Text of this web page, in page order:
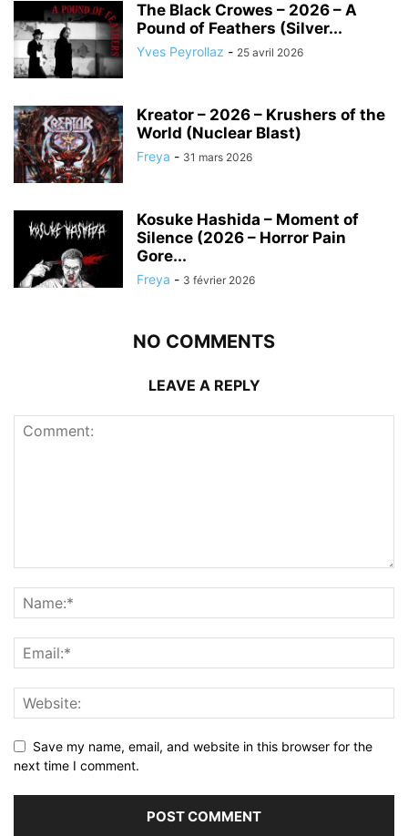
The Black Crowes – 2026 – A
Pound of Feathers (Silver...
Yves Peyrollaz - 25 avril 2026
Kreator – 2026 – Krushers of the
World (Nuclear Blast)
Freya - 31 mars 2026
Kosuke Hashida – Moment of
Silence (2026 – Horror Pain
Gore...
Freya - 3 février 2026
NO COMMENTS
LEAVE A REPLY
Save my name, email, and website in this browser for the
next time I comment.